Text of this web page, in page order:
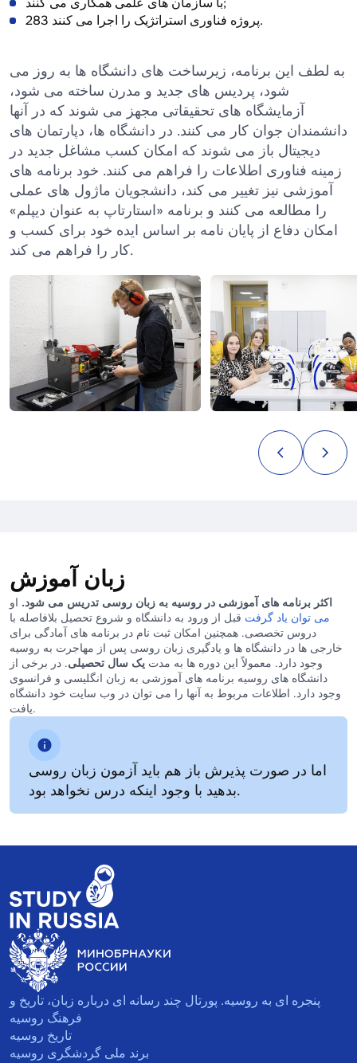
283 پروژه فناوری استراتژیک را اجرا می کنند.
به لطف این برنامه، زیرساخت های دانشگاه ها به روز می
شود، پردیس های جدید و مدرن ساخته می شود،
آزمایشگاه های تحقیقاتی مجهز می شوند که در آنها
دانشمندان جوان کار می کنند. در دانشگاه ها، دپارتمان های
دیجیتال باز می شوند که امکان کسب مشاغل جدید در
زمینه فناوری اطلاعات را فراهم می کنند. خود برنامه های
آموزشی نیز تغییر می کند، دانشجویان ماژول های عملی
را مطالعه می کنند و برنامه «استارتاپ به عنوان دیپلم»
امکان دفاع از پایان نامه بر اساس ایده خود برای کسب و
کار را فراهم می کند.
زبان آموزش
اکثر برنامه های آموزشی در روسیه به زبان روسی تدریس می شود. او
می توان یاد گرفت قبل از ورود به دانشگاه و شروع تحصیل بلافاصله با
دروس تخصصی. همچنین امکان ثبت نام در برنامه های آمادگی برای
خارجی ها در دانشگاه ها و یادگیری زبان روسی پس از مهاجرت به روسیه
وجود دارد. معمولاً این دوره ها به مدت یک سال تحصیلی. در برخی از
دانشگاه های روسیه برنامه های آموزشی به زبان انگلیسی و فرانسوی
وجود دارد. اطلاعات مربوط به آنها را می توان در وب سایت خود دانشگاه
یافت.
اما در صورت پذیرش باز هم باید آزمون زبان روسی
بدهید با وجود اینکه درس نخواهد بود.
پنجره ای به روسیه. پورتال چند رسانه ای درباره زبان، تاریخ و
فرهنگ روسیه
تاریخ روسیه
برند ملی گردشگری روسیه